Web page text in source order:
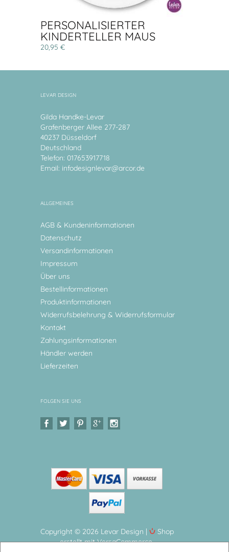
PERSONALISIERTER
KINDERTELLER MAUS
20,95 €
LEVAR DESIGN
Gilda Handke-Levar
Grafenberger Allee 277-287
40237 Düsseldorf
Deutschland
Telefon: 017653917718
Email: infodesignlevar@arcor.de
ALLGEMEINES
AGB & Kundeninformationen
Datenschutz
Versandinformationen
Impressum
Über uns
Bestellinformationen
Produktinformationen
Widerrufsbelehrung & Widerrufsformular
Kontakt
Zahlungsinformationen
Händler werden
Lieferzeiten
FOLGEN SIE UNS
Copyright © 2026 Levar Design |
Shop
erstellt mit VersaCommerce.